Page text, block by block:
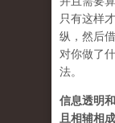
只有这样
纵，然后
对你做了
法。
信息透明
且相辅相